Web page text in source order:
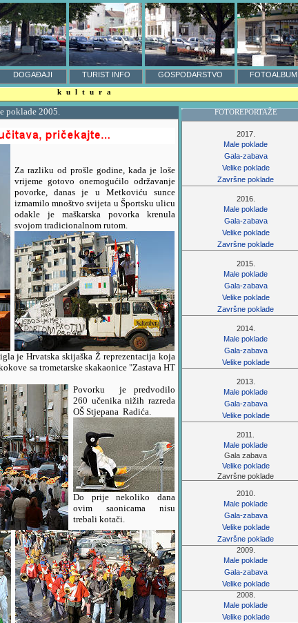
DOGAĐAJI TURIST INFO GOSPODARSTVO FOTOALBUM
kultura
poklade 2005.
Za razliku od prošle godine, kada je loše
vrijeme gotovo onemogućilo održavanje
povorke, danas je u Metkoviću sunce
izmamilo mnoštvo svijeta u Športsku ulicu
odakle je maškarska povorka krenula
svojom tradicionalnom rutom.
je Hrvatska skijaška Ž reprezentacija koja
sa trometarske skakaonice "Zastava HT
Povorku je predvodilo
260 učenika nižih razreda
OŠ Stjepana Radića.
Do prije nekoliko dana
ovim saonicama nisu
trebali kotači.
FOTOREPORTAŽE
2017.
Male poklade
Gala-zabava
Velike poklade
Završne poklade
2016.
Male poklade
Gala-zabava
Velike poklade
Završne poklade
2015.
Male poklade
Gala-zabava
Velike poklade
Završne poklade
2014.
Male poklade
Gala-zabava
Velike poklade
2013.
Male poklade
Gala-zabava
Velike poklade
2011.
Male poklade
Gala zabava
Velike poklade
Završne poklade
2010.
Male poklade
Gala-zabava
Velike poklade
Završne poklade
2009.
Male poklade
Gala-zabava
Velike poklade
2008.
Male poklade
Velike poklade